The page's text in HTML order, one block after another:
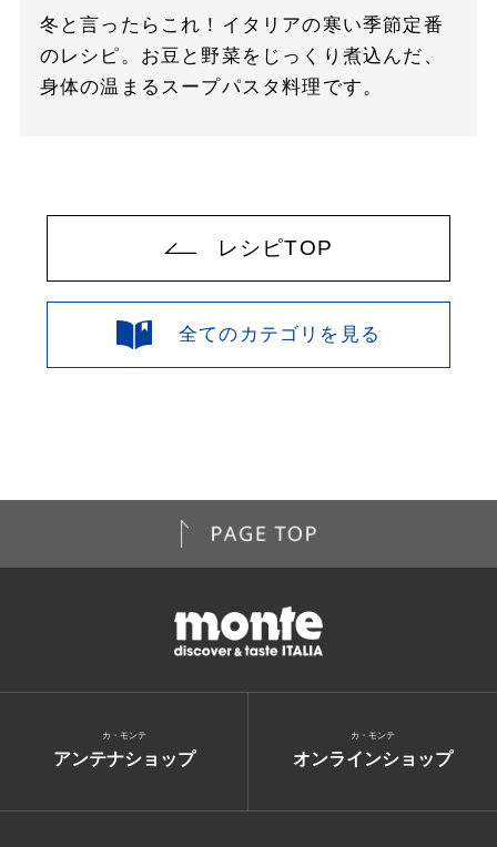
冬と言ったらこれ！イタリアの寒い季節定番
のレシピ。お豆と野菜をじっくり煮込んだ、
身体の温まるスープパスタ料理です。
レシピTOP
全てのカテゴリを見る
アンテナショップ
カ・モンテ
オンラインショップ
カ・モンテ